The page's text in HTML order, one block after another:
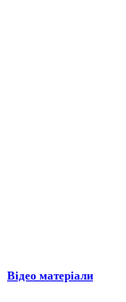
Відео матеріали